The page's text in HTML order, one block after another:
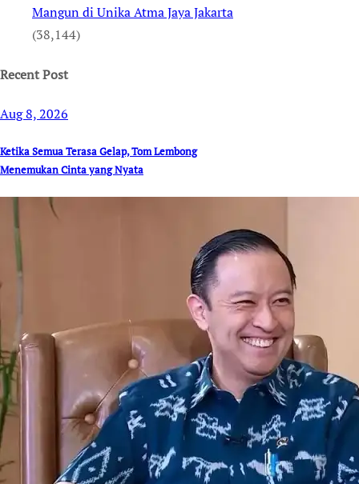
Mangun di Unika Atma Jaya Jakarta
(38,144)
Recent Post
Aug 8, 2026
Ketika Semua Terasa Gelap, Tom Lembong
Menemukan Cinta yang Nyata